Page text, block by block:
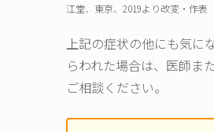
江堂、東京、2019より改変・作表
上記の症状の他にも気に
らわれた場合は、医師ま
ご相談ください。